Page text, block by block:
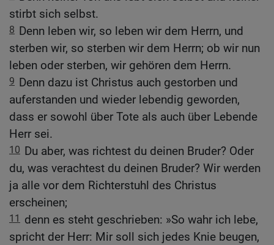
stirbt sich selbst.
8 Denn leben wir, so leben wir dem Herrn, und
sterben wir, so sterben wir dem Herrn; ob wir nun
leben oder sterben, wir gehören dem Herrn.
9 Denn dazu ist Christus auch gestorben und
auferstanden und wieder lebendig geworden,
dass er sowohl über Tote als auch über Lebende
Herr sei.
10 Du aber, was richtest du deinen Bruder? Oder
du, was verachtest du deinen Bruder? Wir werden
ja alle vor dem Richterstuhl des Christus
erscheinen;
11
denn es steht geschrieben: »So wahr ich lebe,
spricht der Herr: Mir soll sich jedes Knie beugen,